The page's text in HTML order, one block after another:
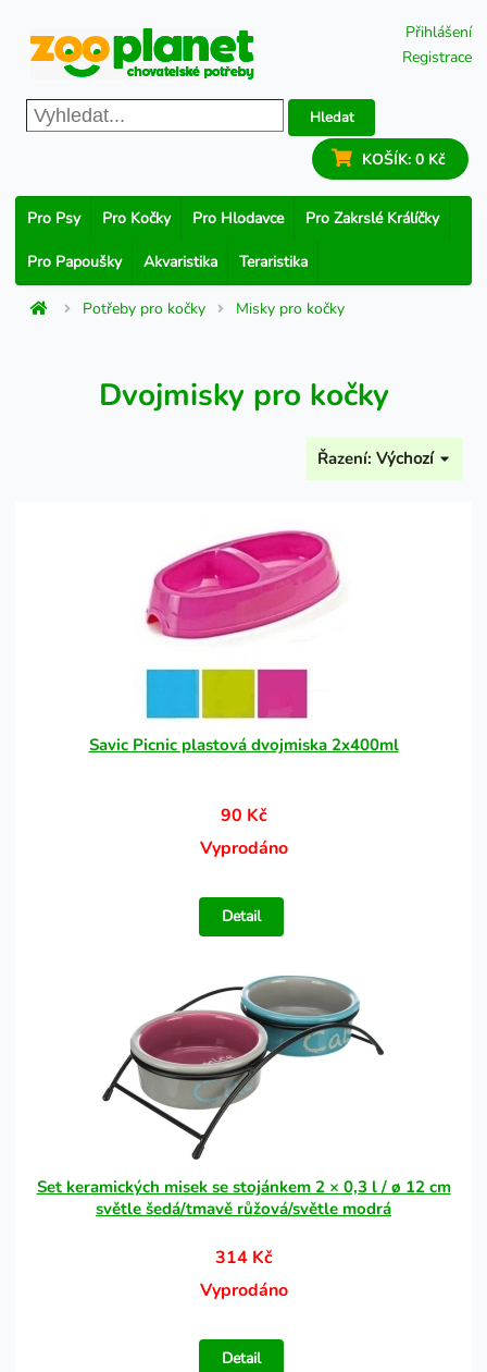
Přihlášení
Registrace
Hledat
KOŠÍK: 0 Kč
Pro Psy Pro Kočky Pro Hlodavce Pro Zakrslé Králíčky
Pro Papoušky Akvaristika Teraristika
Potřeby pro kočky Misky pro kočky
Dvojmisky pro kočky
Řazení: Výchozí
Savic Picnic plastová dvojmiska 2x400ml
90 Kč
Vyprodáno
Detail
Set keramických misek se stojánkem 2 × 0,3 l / ø 12 cm
světle šedá/tmavě růžová/světle modrá
314 Kč
Vyprodáno
Detail